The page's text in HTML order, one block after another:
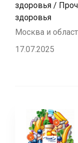
здоровья /
здоровья
Москва и
17.07.2025